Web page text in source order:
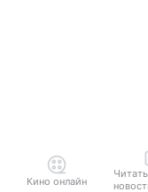
Кино онлайн
Читать